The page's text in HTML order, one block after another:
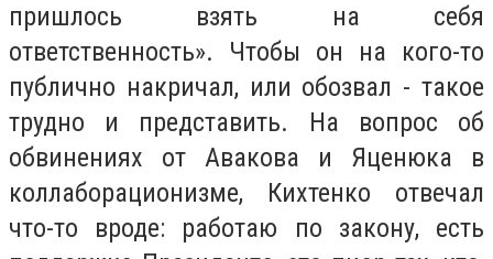
пришлось взять на себя
ответственность». Чтобы он на кого-то
публично накричал, или обозвал - такое
трудно и представить. На вопрос об
обвинениях от Авакова и Яценюка в
коллаборационизме, Кихтенко отвечал
что-то вроде: работаю по закону, есть